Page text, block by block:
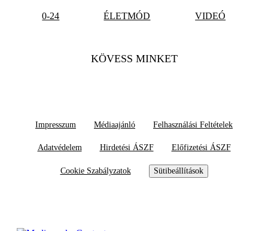
0-24 ÉLETMÓD VIDEÓ
KÖVESS MINKET
Impresszum Médiaajánló Felhasználási Feltételek
Adatvédelem Hirdetési ÁSZF Előfizetési ÁSZF
Cookie Szabályzatok Sütibeállítások